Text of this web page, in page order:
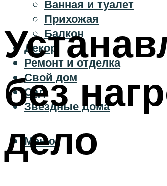
Ванная и туалет
Прихожая
Балкон
Декор
Ремонт и отделка
Свой дом
Сад
Звездные дома
Меню
без
дело